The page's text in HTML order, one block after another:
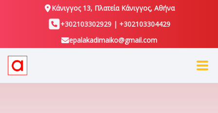
Κάνιγγος 13, Πλατεία Κάνιγγος, Αθήνα
+302103302929| +302103304429
epalakadimaiko@gmail.com